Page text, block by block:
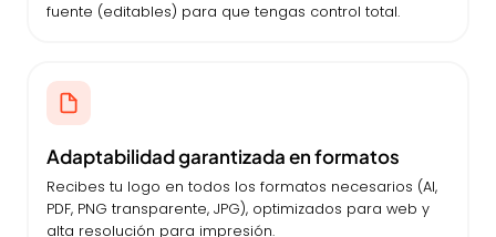
fuente (editables) para que tengas control total.
Adaptabilidad garantizada en formatos
Recibes tu logo en todos los formatos necesarios (AI,
PDF, PNG transparente, JPG), optimizados para web y
alta resolución para impresión.